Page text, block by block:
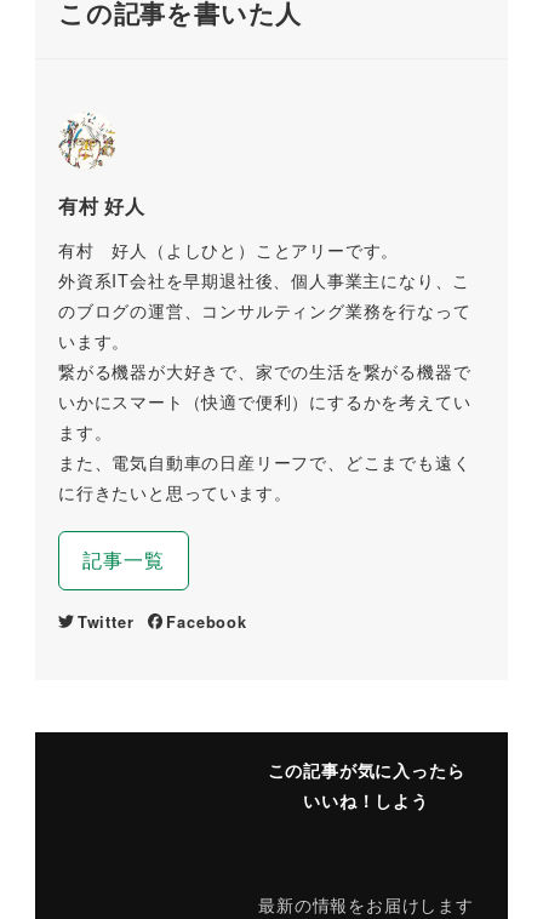
k
この記事を書いた人
有村 好人
有村 好人（よしひと）ことアリーです。
外資系IT会社を早期退社後、個人事業主になり、こ
のブログの運営、コンサルティング業務を行なって
います。
繋がる機器が大好きで、家での生活を繋がる機器で
いかにスマート（快適で便利）にするかを考えてい
ます。
また、電気自動車の日産リーフで、どこまでも遠く
に行きたいと思っています。
記事一覧
Twitter Facebook
この記事が気に入ったら
いいね！しよう
最新の情報をお届けします